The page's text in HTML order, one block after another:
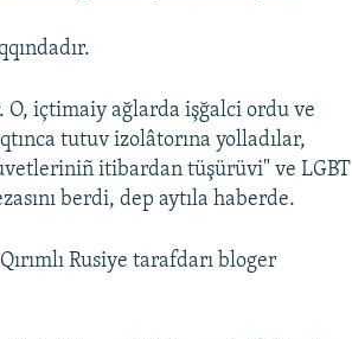
içtimaiy ağlarda işğalci ordu ve
tutuv izolâtorına yolladılar,
itibardan tüşürüvi" ve LGBT
berdi, dep aytıla haberde.
Rusiye tarafdarı bloger